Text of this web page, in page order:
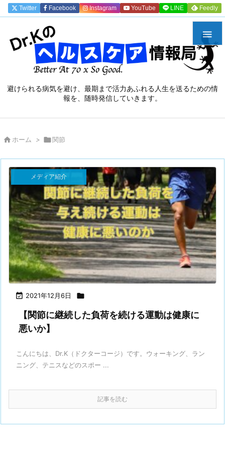
避けられる病気を避け、最期まで活力あふれる人生を送るための情
報を、随時発信していきます。

Twitter Facebook Instagram YouTube LINE Feedly
 ホーム > 関節
 2021年12月6日 
メディア紹介
【関節に継続した負荷を続ける運動は健康に
悪いか】
こんにちは、Dr.K（ドクターコージ）です。⁡ウォーキング、ラン
ニング、テニスなどのスポー ...
記事を読む